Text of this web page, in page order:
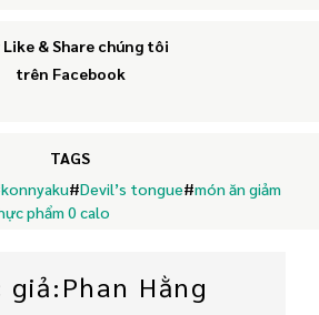
Like & Share chúng tôi
trên Facebook
TAGS
konnyaku#Devil’s tongue#món ăn giảm
phẩm 0 calo
giả:Phan Hằng